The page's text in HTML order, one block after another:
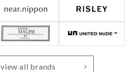
view all brands